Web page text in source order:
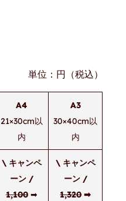
単位：円（税込）
A4
21×30cm以
内
A3
30×40cm以
内
\ キャンペ
ーン /
1,100 ➡
\ キャンペ
ーン /
1,320➡